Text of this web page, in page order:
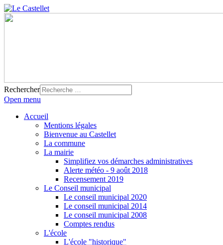
Rechercher
Open menu
Accueil
Mentions légales
Bienvenue au Castellet
La commune
La mairie
Simplifiez vos démarches administratives
Alerte météo - 9 août 2018
Recensement 2019
Le Conseil municipal
Le conseil municipal 2020
Le conseil municipal 2014
Le conseil municipal 2008
Comptes rendus
L'école
L'école "historique"